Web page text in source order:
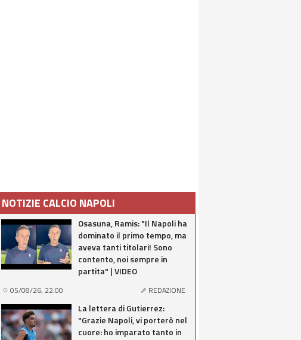
NOTIZIE CALCIO NAPOLI
Osasuna, Ramis: "Il Napoli ha
dominato il primo tempo, ma
aveva tanti titolari! Sono
contento, noi sempre in
partita" | VIDEO
05/08/26, 22:00 REDAZIONE
La lettera di Gutierrez:
"Grazie Napoli, vi porterò nel
cuore: ho imparato tanto in